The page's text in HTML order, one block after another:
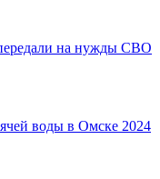
на нужды СВО
воды в Омске 2024